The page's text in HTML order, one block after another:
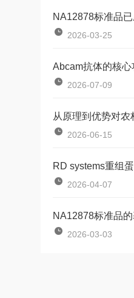
2026-03-25
2026-07-09
2026-06-15
2026-04-07
2026-03-03